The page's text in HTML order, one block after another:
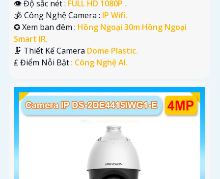
👁 Độ sắc nét : FULL HD 1080P .
🕉️ Công Nghệ Camera : IP Wifi.
✪ Xem ban đêm : Hồng Ngoại 30m Hồng Ngoại
Smart IR.
🗜️ Thiết Kế Camera Dome Plastic.
️₤ Điểm Nỗi Bật : Công Nghệ AI.